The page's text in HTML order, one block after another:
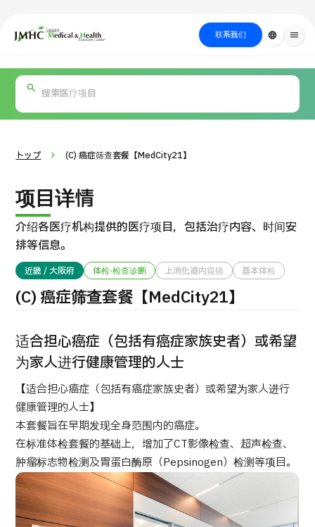
日本医疗健康雅旅中心（JMHC） 联系我们 language menu
关于日本医疗
按部位・疾
病搜索
方法搜索
医疗
TOP
关于JMHC
PICK UP PROGRAM
国际 第二医疗意见（湘南镰仓综合医院）
2026.01.12
トップ (C) 癌症筛查套餐【MedCity21】
项目详情
介绍各医疗机构提供的医疗项目，包括治疗内容、时间安
排等信息。
近畿 / 大阪府 体检·检查诊断 上消化道内窥镜 基本体检
(C) 癌症筛查套餐【MedCity21】
适合担心癌症（包括有癌症家族史者）或希望
为家人进行健康管理的人士
【适合担心癌症（包括有癌症家族史者）或希望为家人进行
健康管理的人士】
本套餐旨在早期发现全身范围内的癌症。
在标准体检套餐的基础上，增加了CT影像检查、超声检查、
肿瘤标志物检测及胃蛋白酶原（Pepsinogen）检测等项目。